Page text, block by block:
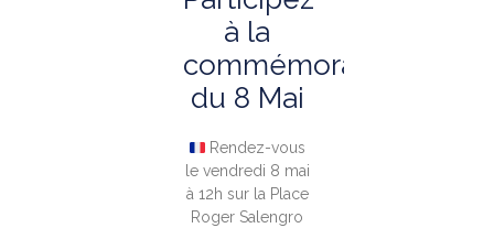
à la
commémoration
du 8 Mai
Rendez-vous
le vendredi 8 mai
à 12h sur la Place
Roger Salengro